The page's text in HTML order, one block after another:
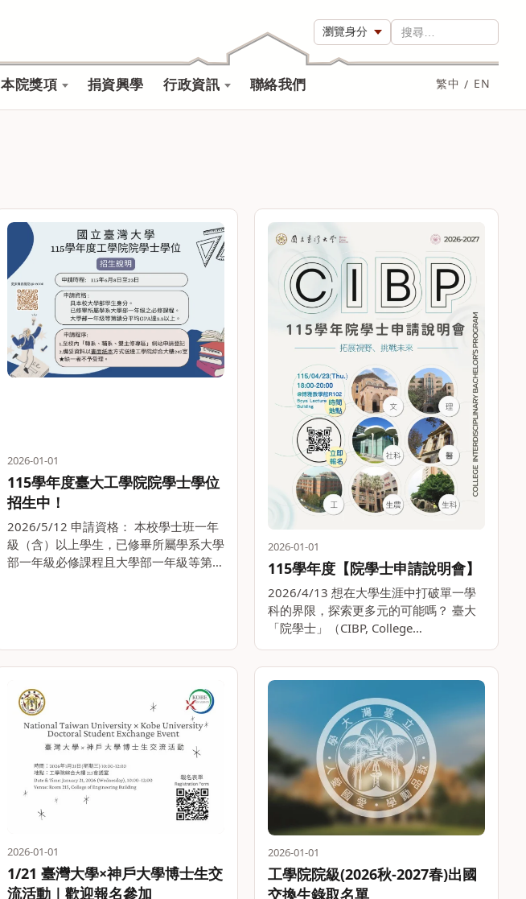
瀏覽身分
搜尋…
本院獎項 捐資興學 行政資訊 聯絡我們 繁中 / EN
2026-01-01
115學年度臺大工學院院學士學位
招生中！
2026/5/12 申請資格： 本校學士班一年
級（含）以上學生，已修畢所屬學系大學
部一年級必修課程且大學部一年級等第績
2026-01-01
115學年度【院學士申請說明會】
2026/4/13 想在大學生涯中打破單一學
科的界限，探索更多元的可能嗎？ 臺大
「院學士」（CIBP, College
Programs）為您提供跨領域學習的絕佳
機會 。 1。。
2026-01-01
1/21 臺灣大學×神戶大學博士生交
流活動｜歡迎報名參加
2026-01-01
工學院院級(2026秋-2027春)出國
交換生錄取名單